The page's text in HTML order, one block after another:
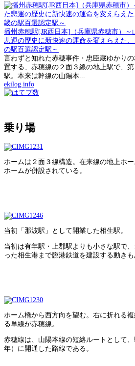
播州赤穂駅[JR西日本]（兵庫県赤穂市）～
悲運の歴史に新快速の運命を変えらえた
の駅百選認定駅～
言わずと知れた赤穂事件・忠臣蔵ゆかり
置する、赤穂線の２面３線の地上駅で、
駅。本来は幹線の山陽本...
ekilog.info
乗り場
ホームは２面３線構造。在来線の地上ホ
ホームが併設されている。
当初「那波駅」として開業した相生駅。
当初は有年駅・上郡駅よりも小さな駅で
った相生港まで臨港鉄道を建設する動きも
ホーム橋から西方向を望む。右に折れる
る単線が赤穂線。
赤穂線は、山陽本線の短絡ルートとして
年）に開通した路線である。